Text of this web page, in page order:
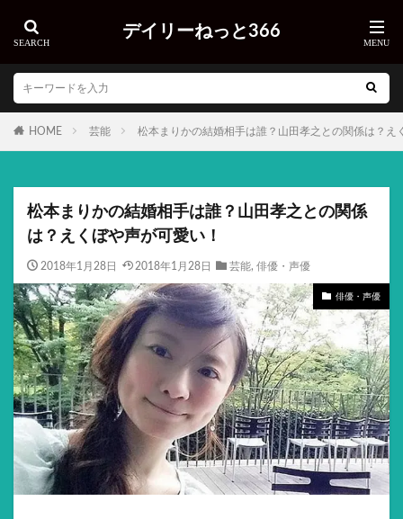
デイリーねっと366
HOME 芸能 松本まりかの結婚相手は誰？山田孝之との関係は？え
松本まりかの結婚相手は誰？山田孝之との関係
は？えくぼや声が可愛い！
2018年1月28日 2018年1月28日 芸能, 俳優・声優
俳優・声優